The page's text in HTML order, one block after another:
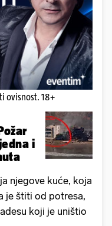
ovisnost. 18+
i
njegove kuće, koja
je štiti od potresa,
koji je uništio